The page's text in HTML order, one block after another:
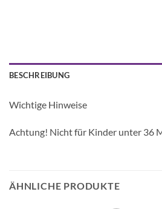
BESCHREIBUNG
Wichtige Hinweise
Achtung! Nicht für Kinder unter 36
ÄHNLICHE PRODUKTE